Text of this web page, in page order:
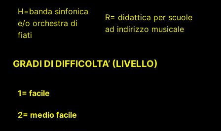
H=banda sinfonica
e/o orchestra di
fiati
R= didattica per scuole
ad indirizzo musicale
GRADI DI DIFFICOLTA’ (LIVELLO)
1= facile
2= medio facile